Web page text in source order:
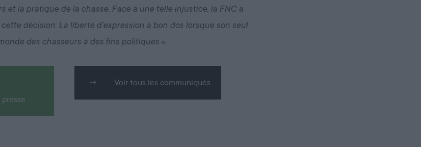
et la pratique de la chasse. Face à une telle injustice, la FNC a
décision. La liberté d’expression a bon dos lorsque son seul
des chasseurs à des fins politiques ».
Voir tous les communiqués